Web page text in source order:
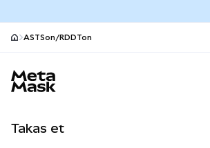
ASTSon/RDDTon
Takas et